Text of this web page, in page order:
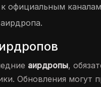
официальным
аирдропы,
Обновления могут